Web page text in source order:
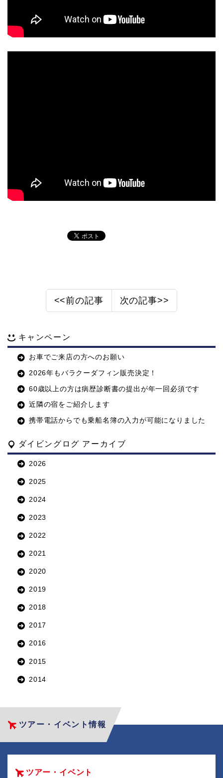
<<前の記事 次の記事>>
キャンペーン
お車でご来店の方へのお願い
2026年もバラクーダフィン販売決定！
60歳以上の方は病歴診断書の提出が年一回必須です
近隣の宿をご紹介します
携帯電話からでも乗船名簿の入力が可能になりました
ダイビングログ アーカイブ
2026
2025
2024
2023
2022
2021
2020
2019
2018
2017
2016
2015
2014
ツアー・イベント情報
ツアー・イベント